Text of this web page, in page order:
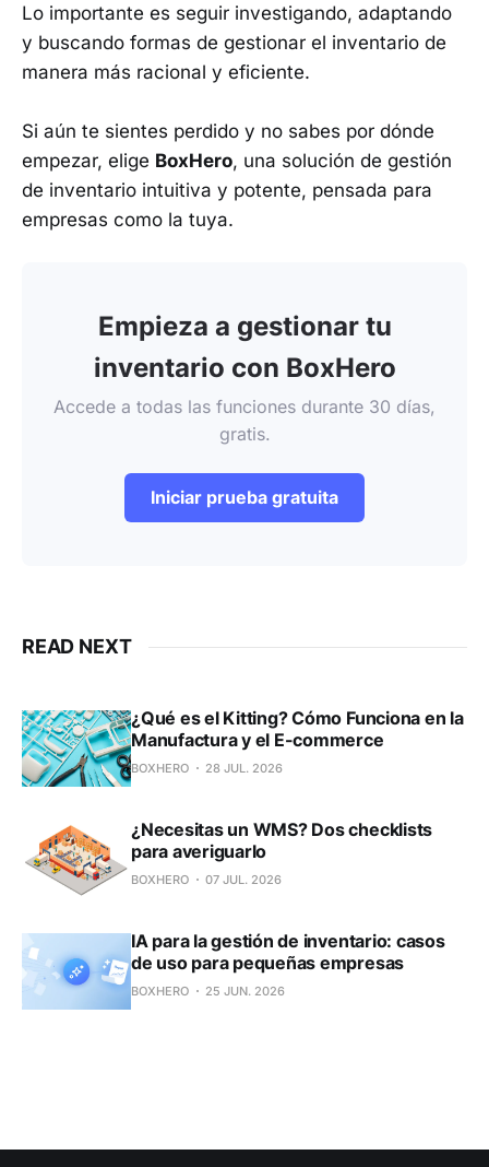
Lo importante es seguir investigando, adaptando
y buscando formas de gestionar el inventario de
manera más racional y eficiente.
Si aún te sientes perdido y no sabes por dónde
empezar, elige BoxHero, una solución de gestión
de inventario intuitiva y potente, pensada para
empresas como la tuya.
Empieza a gestionar tu
inventario con BoxHero
Accede a todas las funciones durante 30 días,
gratis.
Iniciar prueba gratuita
READ NEXT
¿Qué es el Kitting? Cómo Funciona en la
Manufactura y el E-commerce
BOXHERO 28 JUL. 2026
¿Necesitas un WMS? Dos checklists
para averiguarlo
BOXHERO 07 JUL. 2026
IA para la gestión de inventario: casos
de uso para pequeñas empresas
BOXHERO 25 JUN. 2026